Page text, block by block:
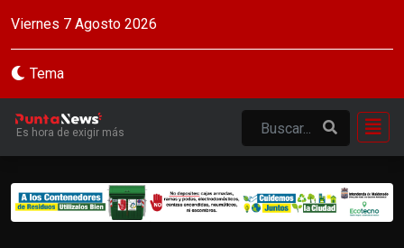
Viernes 7 Agosto 2026
Tema
Es hora de exigir más